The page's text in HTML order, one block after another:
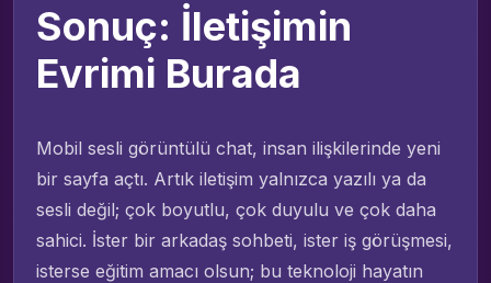
Sonuç: İletişimin
Evrimi Burada
Mobil sesli görüntülü chat, insan ilişkilerinde yeni
bir sayfa açtı. Artık iletişim yalnızca yazılı ya da
sesli değil; çok boyutlu, çok duyulu ve çok daha
sahici. İster bir arkadaş sohbeti, ister iş görüşmesi,
isterse eğitim amacı olsun; bu teknoloji hayatın